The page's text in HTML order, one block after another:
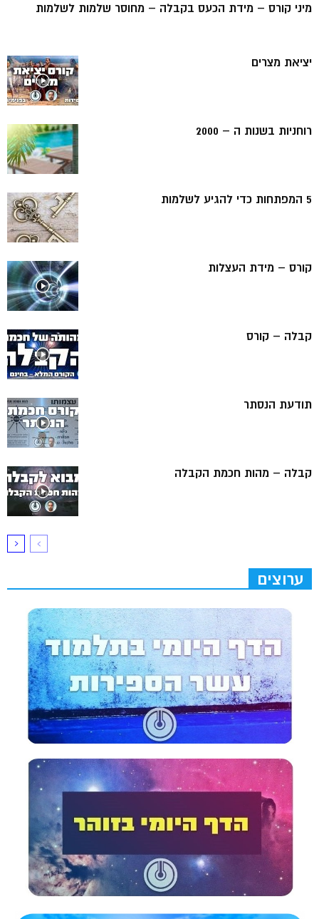
מיני קורס – מידת הכעס בקבלה – מחוסר שלמות לשלמות
יציאת מצרים
רוחניות בשנות ה – 2000
5 המפתחות כדי להגיע לשלמות
קורס – מידת העצלות
קבלה – קורס
תודעת הנסתר
קבלה – מהות חכמת הקבלה
ערוצים